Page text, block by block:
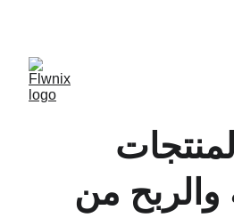
والربح من